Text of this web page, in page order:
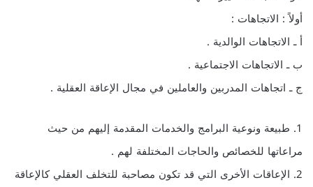
أولاً : الاتجاهات :
أ ـ الاتجاهات الوالدية .
ب ـ الاتجاهات الاجتماعية .
ج ـ اتجاهات المدربين والعاملين في مجال الإعاقة العقلية .
1. طبيعة ونوعية البرامج والخدمات المقدمة إليهم من حيث
مراعاتها للخصائص والحاجات المختلفة لهم .
2. الإعاقات الأخرى التي قد تكون مصاحبة للتخلف العقلي كالإعاقة